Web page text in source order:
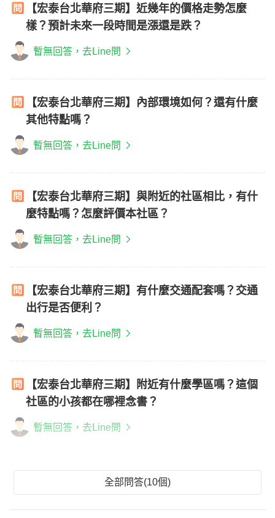
【宏泰台北華府三期】近幾年的價格走勢怎麼
樣？預計未來一段時間是漲還是跌？
暫無回答，去Line問
【宏泰台北華府三期】內部環境如何？還有什麼
其他特點嗎？
暫無回答，去Line問
【宏泰台北華府三期】與附近的社區相比，有什
麼特點嗎？怎麼評價本社區？
暫無回答，去Line問
【宏泰台北華府三期】有什麼交通配套嗎？交通
出行是否便利？
暫無回答，去Line問
【宏泰台北華府三期】附近有什麼學區嗎？這個
社區的小孩都在哪裡念書？
暫無回答，去Line問
全部問答(10個)